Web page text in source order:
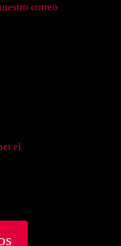
correo
el